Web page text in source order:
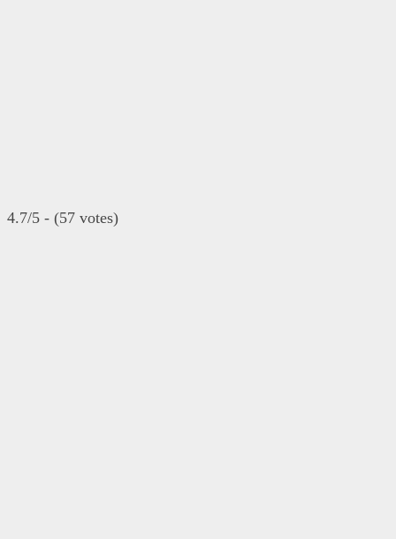
4.7/5 - (57 votes)